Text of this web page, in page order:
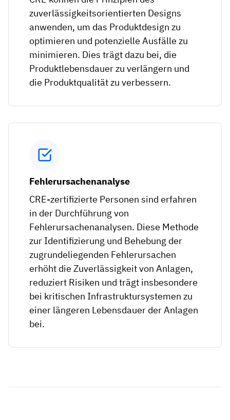
zuverlässigkeitsorientierten Designs
anwenden, um das Produktdesign zu
optimieren und potenzielle Ausfälle zu
minimieren. Dies trägt dazu bei, die
Produktlebensdauer zu verlängern und
die Produktqualität zu verbessern.
Fehlerursachenanalyse
CRE-zertifizierte Personen sind erfahren
in der Durchführung von
Fehlerursachenanalysen. Diese Methode
zur Identifizierung und Behebung der
zugrundeliegenden Fehlerursachen
erhöht die Zuverlässigkeit von Anlagen,
reduziert Risiken und trägt insbesondere
bei kritischen Infrastruktursystemen zu
einer längeren Lebensdauer der Anlagen
bei.